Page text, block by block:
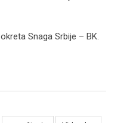
Snaga Srbije – BK.